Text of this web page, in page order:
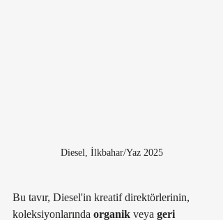
Diesel, İlkbahar/Yaz 2025
Bu tavır, Diesel'in kreatif direktörlerinin,
koleksiyonlarında organik veya geri